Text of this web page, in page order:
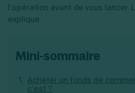
Bilans et déclarations fiscales
Par besoin
Je souhaite être accompagné
Découvrez notre cabinet
Création d'entreprise
Devenir auto entrepreneur
Création de SARL
Création de SCI
Création d'association
l’opération avant de vous lancer.
explique.
mini-sommaire
Acheter un fonds de
c’est ?